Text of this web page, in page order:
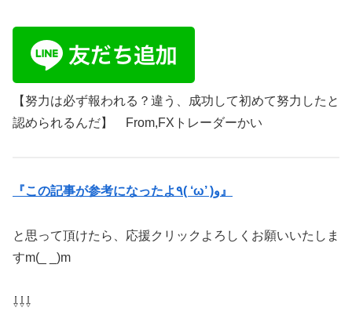
【努力は必ず報われる？違う、成功して初めて努力したと
認められるんだ】 From,FXトレーダーかい
『この記事が参考になったよ٩( ‘ω’ )و』
と思って頂けたら、応援クリックよろしくお願いいたしま
すm(_ _)m
⇩⇩⇩